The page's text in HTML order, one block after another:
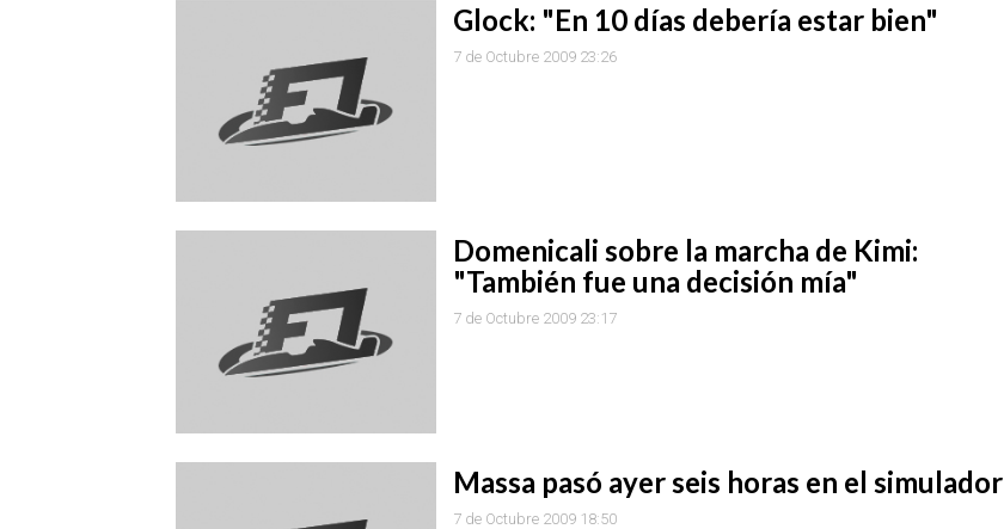
Glock: "En 10 días debería estar bien"
7 de Octubre 2009 23:26
Domenicali sobre la marcha de Kimi:
"También fue una decisión mía"
7 de Octubre 2009 23:17
Massa pasó ayer seis horas en el simulador
7 de Octubre 2009 18:50